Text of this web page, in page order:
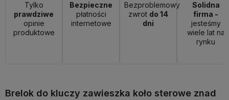
Tylko
prawdziwe
opinie
produktowe
Bezpieczne
płatności
internetowe
Bezproblemowy
zwrot do 14
dni
Solidna
firma -
jesteśmy
wiele lat na
rynku
Brelok do kluczy zawieszka koło sterowe znad